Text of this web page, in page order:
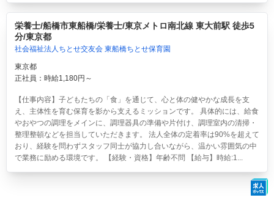
栄養士/船橋市東船橋/栄養士/東京メトロ南北線 東大前駅 徒歩5
分/東京都
社会福祉法人ちとせ交友会 東船橋ちとせ保育園
東京都
正社員：時給1,180円～
【仕事内容】子どもたちの「食」を通じて、心と体の健やかな成長を支
え、主体性を育む保育を影から支えるミッションです。 具体的には、給食
やおやつの調理をメインに、調理器具の準備や片付け、調理室内の清掃・
整理整頓などを担当していただきます。 法人全体の定着率は90%を超えて
おり、経験を問わずスタッフ同士が協力し合いながら、温かい雰囲気の中
で業務に励める環境です。 【経験・資格】年齢不問 【給与】時給:1...